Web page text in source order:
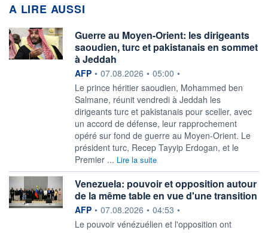
A LIRE AUSSI
Guerre au Moyen-Orient: les dirigeants
saoudien, turc et pakistanais en sommet
à Jeddah
information fournie par
AFP • 07.08.2026 • 05:00 •
Le prince héritier saoudien, Mohammed ben
Salmane, réunit vendredi à Jeddah les
dirigeants turc et pakistanais pour sceller, avec
un accord de défense, leur rapprochement
opéré sur fond de guerre au Moyen-Orient. Le
président turc, Recep Tayyip Erdogan, et le
Premier ... Lire la suite
Venezuela: pouvoir et opposition autour
de la même table en vue d'une transition
information fournie par
AFP • 07.08.2026 • 04:53 •
Le pouvoir vénézuélien et l'opposition ont